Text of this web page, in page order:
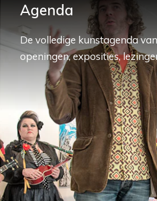
Agenda
De volledige kunstagenda
openingen, exposities,